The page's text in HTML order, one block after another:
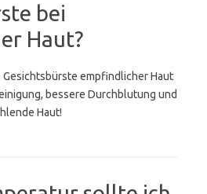
bei
Haut?
Gesichtsbürste empfindlicher Haut
bessere Durchblutung und
Haut!